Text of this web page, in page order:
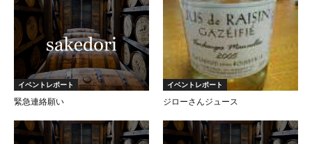
イベントレポート
緊急連絡願い
イベントレポート
ジローさんジュース